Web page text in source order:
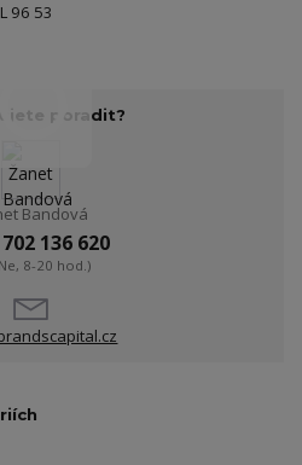
96 53
poradit?
Bandová
136 620
8-20 hod.)